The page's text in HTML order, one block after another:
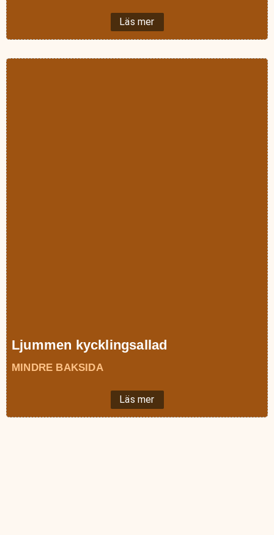
Läs mer
Ljummen kycklingsallad
MINDRE BAKSIDA
Läs mer